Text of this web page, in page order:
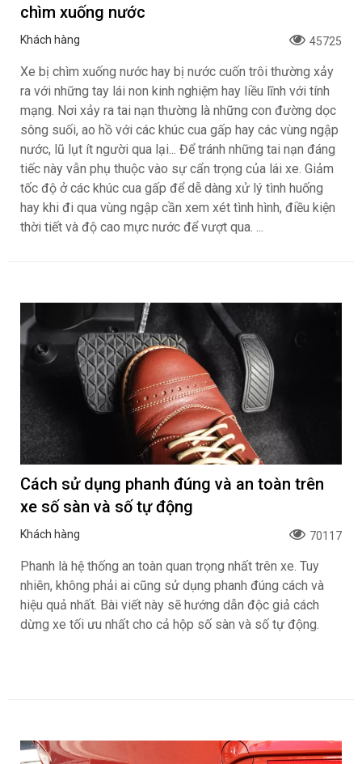
chìm xuống nước
Khách hàng 45725
Xe bị chìm xuống nước hay bị nước cuốn trôi thường xảy
ra với những tay lái non kinh nghiệm hay liều lĩnh với tính
mạng. Nơi xảy ra tai nạn thường là những con đường dọc
sông suối, ao hồ với các khúc cua gấp hay các vùng ngập
nước, lũ lụt ít người qua lại... Để tránh những tai nạn đáng
tiếc này vẫn phụ thuộc vào sự cẩn trọng của lái xe. Giảm
tốc độ ở các khúc cua gấp để dễ dàng xử lý tình huống
hay khi đi qua vùng ngập cần xem xét tình hình, điều kiện
thời tiết và độ cao mực nước để vượt qua. ...
Cách sử dụng phanh đúng và an toàn trên
xe số sàn và số tự động
Khách hàng 70117
Phanh là hệ thống an toàn quan trọng nhất trên xe. Tuy
nhiên, không phải ai cũng sử dụng phanh đúng cách và
hiệu quả nhất. Bài viết này sẽ hướng dẫn độc giả cách
dừng xe tối ưu nhất cho cả hộp số sàn và số tự động.